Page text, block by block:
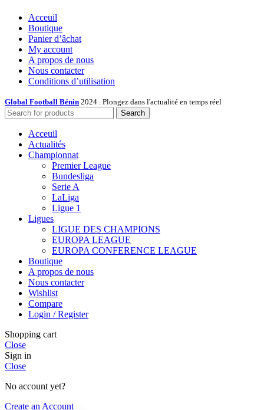
Acceuil
Boutique
Panier d’âchat
My account
A propos de nous
Nous contacter
Conditions d’utilisation
Global Football Bénin 2024 . Plongez dans l'actualité en temps réel
Search
Acceuil
Actualités
Championnat
Premier League
Bundesliga
Serie A
LaLiga
Ligue 1
Ligues
LIGUE DES CHAMPIONS
EUROPA LEAGUE
EUROPA CONFERENCE LEAGUE
Boutique
A propos de nous
Nous contacter
Wishlist
Compare
Login / Register
Shopping cart
Close
Sign in
Close
No account yet?
Create an Account